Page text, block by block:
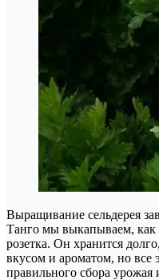
Выращивание сельдерея
Танго мы выкапываем, как
розетка. Он хранится
вкусом и ароматом, но все
правильного сбора урожая